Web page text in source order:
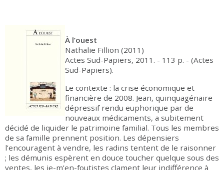
À l’ouest
Nathalie Fillion (2011)
Actes Sud-Papiers, 2011. - 113 p. - (Actes
Sud-Papiers).
Le contexte : la crise économique et
financière de 2008. Jean, quinquagénaire
dépressif rendu euphorique par de
nouveaux médicaments, a subitement
décidé de liquider le patrimoine familial. Tous les membres
de sa famille prennent position. Les dépensiers
l’encouragent à vendre, les radins tentent de le raisonner
; les démunis espèrent en douce toucher quelque sous des
ventes, les je-m’en-foutistes clament leur indifférence à